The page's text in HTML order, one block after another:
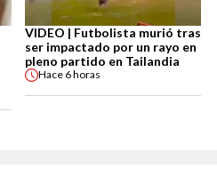
VIDEO | Futbolista murió tras
ser impactado por un rayo en
pleno partido en Tailandia
Hace 6 horas